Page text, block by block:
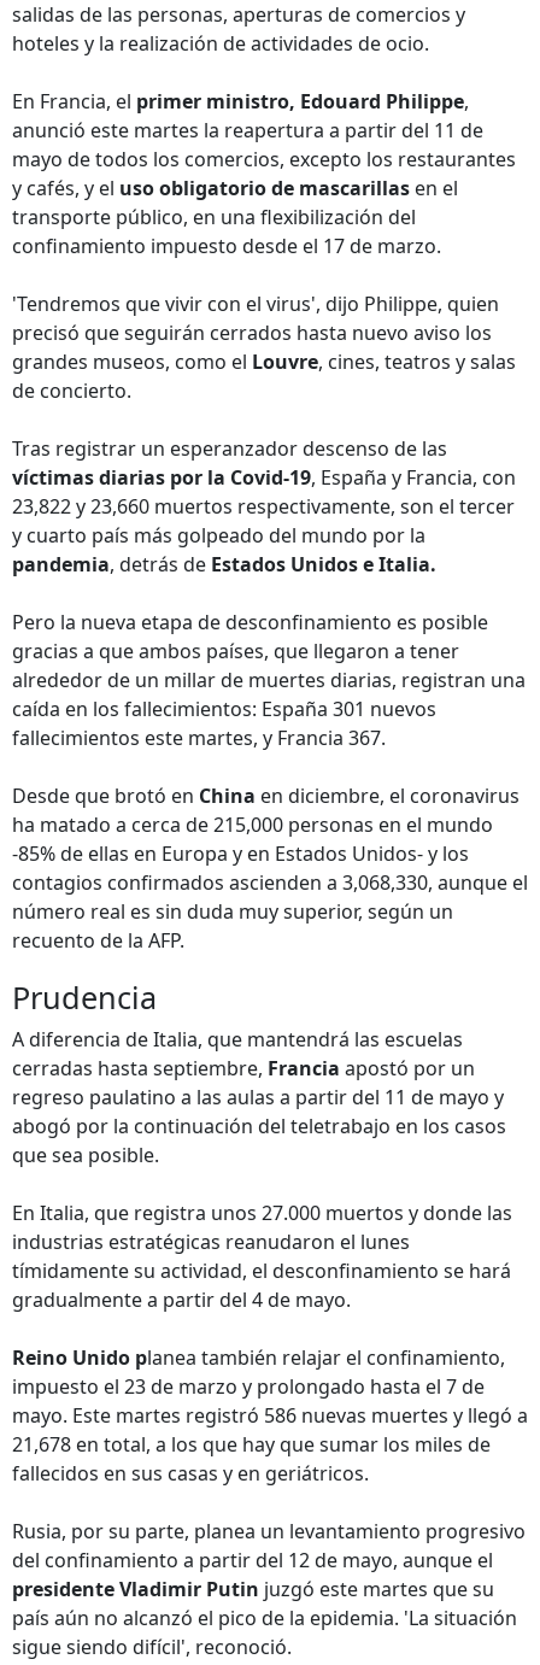
salidas de las personas, aperturas de comercios y
hoteles y la realización de actividades de ocio.
En Francia, el primer ministro, Edouard Philippe,
anunció este martes la reapertura a partir del 11 de
mayo de todos los comercios, excepto los restaurantes
y cafés, y el uso obligatorio de mascarillas en el
transporte público, en una flexibilización del
confinamiento impuesto desde el 17 de marzo.
'Tendremos que vivir con el virus', dijo Philippe, quien
precisó que seguirán cerrados hasta nuevo aviso los
grandes museos, como el Louvre, cines, teatros y salas
de concierto.
Tras registrar un esperanzador descenso de las
víctimas diarias por la Covid-19, España y Francia, con
23,822 y 23,660 muertos respectivamente, son el tercer
y cuarto país más golpeado del mundo por la
pandemia, detrás de Estados Unidos e Italia.
Pero la nueva etapa de desconfinamiento es posible
gracias a que ambos países, que llegaron a tener
alrededor de un millar de muertes diarias, registran una
caída en los fallecimientos: España 301 nuevos
fallecimientos este martes, y Francia 367.
Desde que brotó en China en diciembre, el coronavirus
ha matado a cerca de 215,000 personas en el mundo
-85% de ellas en Europa y en Estados Unidos- y los
contagios confirmados ascienden a 3,068,330, aunque el
número real es sin duda muy superior, según un
recuento de la AFP.
Prudencia
A diferencia de Italia, que mantendrá las escuelas
cerradas hasta septiembre, Francia apostó por un
regreso paulatino a las aulas a partir del 11 de mayo y
abogó por la continuación del teletrabajo en los casos
que sea posible.
En Italia, que registra unos 27.000 muertos y donde las
industrias estratégicas reanudaron el lunes
tímidamente su actividad, el desconfinamiento se hará
gradualmente a partir del 4 de mayo.
Reino Unido planea también relajar el confinamiento,
impuesto el 23 de marzo y prolongado hasta el 7 de
mayo. Este martes registró 586 nuevas muertes y llegó a
21,678 en total, a los que hay que sumar los miles de
fallecidos en sus casas y en geriátricos.
Rusia, por su parte, planea un levantamiento progresivo
del confinamiento a partir del 12 de mayo, aunque el
presidente Vladimir Putin juzgó este martes que su
país aún no alcanzó el pico de la epidemia. 'La situación
sigue siendo difícil', reconoció.